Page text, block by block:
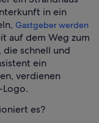
in ein
Gastgeber werden
auf dem Weg zum
schnell und
ein
verdienen
Logo.
es?